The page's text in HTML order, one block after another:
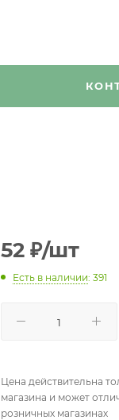
52 ₽/шт
Есть в наличии: 391
Цена действительна
магазина и может
розничных магазинах